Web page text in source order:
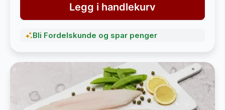
Legg i handlekurv
Bli Fordelskunde og spar penger